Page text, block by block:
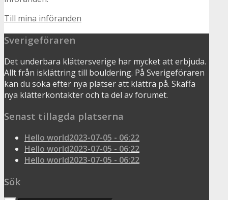
Till mina införanden
Sverigeföraren
Det underbara klättersverige har mycket att erbjuda.
Allt från isklättring till bouldering. På Sverigeföraren
kan du söka efter nya platser att klättra på. Skaffa
nya klätterkontakter och ta del av forumet.
Senast tillagda platserna
Hello world2023-07-05 - 06:22
Hello world2023-07-05 - 06:22
Hello world2023-07-05 - 06:22
Sök